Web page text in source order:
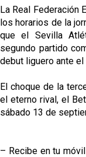
Miguel Sierra:
reflejado que
trabajamos con
Diomande ya es
La Real Federación
los horarios de la
que el Sevilla
segundo partido
debut liguero ante
El choque de la
el eterno rival, el
sábado 13 de
– Recibe en tu